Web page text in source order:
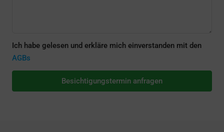
Ich habe gelesen und erkläre mich einverstanden mit den
AGBs
Besichtigungstermin anfragen